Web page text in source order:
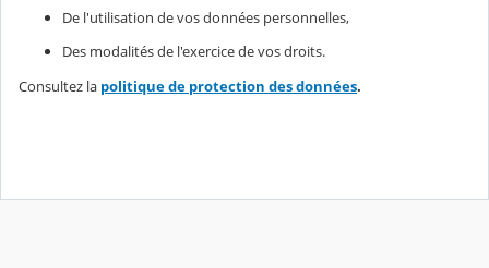
De l'utilisation de vos données personnelles,
Des modalités de l'exercice de vos droits.
Consultez la politique de protection des données.